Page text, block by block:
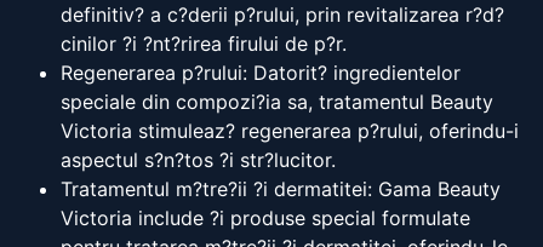
definitiv? a c?derii p?rului, prin revitalizarea r?d?
cinilor ?i ?nt?rirea firului de p?r.
Regenerarea p?rului: Datorit? ingredientelor
speciale din compozi?ia sa, tratamentul Beauty
Victoria stimuleaz? regenerarea p?rului, oferindu-i
aspectul s?n?tos ?i str?lucitor.
Tratamentul m?tre?ii ?i dermatitei: Gama Beauty
Victoria include ?i produse special formulate